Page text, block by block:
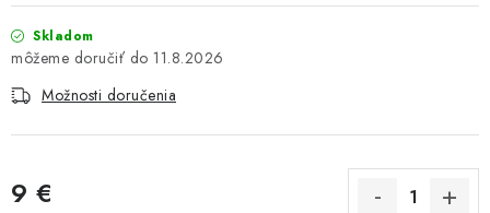
GELOREN KĽBOVÁ VÝŽIVA
Bonusový program
Skladom
11.8.2026
Možnosti doručenia
9 €